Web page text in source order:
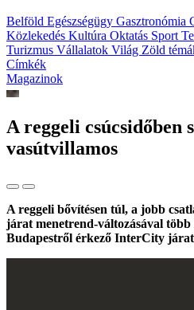
Belföld Egészségügy Gasztronómia
Közlekedés Kultúra Oktatás Sport
Turizmus Vállalatok Világ Zöld
Címkék
Magazinok
A reggeli csúcsidőben
vasútvillamos
A reggeli bővítésen túl, a jobb
járat menetrend-változásával
Budapestről érkező InterCity